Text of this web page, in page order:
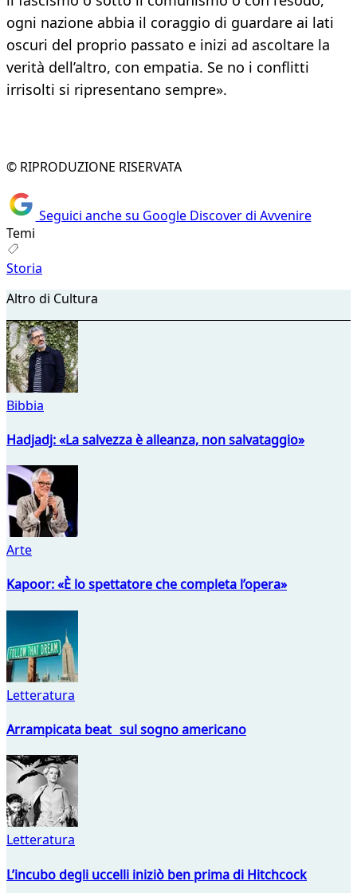
ogni nazione abbia il coraggio di guardare ai lati
oscuri del proprio passato e inizi ad ascoltare la
verità dell’altro, con empatia. Se no i conflitti
irrisolti si ripresentano sempre».
© RIPRODUZIONE RISERVATA
Seguici anche su Google Discover di Avvenire
Temi
Storia
Altro di Cultura
Bibbia
Hadjadj: «La salvezza è alleanza, non salvataggio»
Arte
Kapoor: «È lo spettatore che completa l’opera»
Letteratura
Arrampicata beat sul sogno americano
Letteratura
L’incubo degli uccelli iniziò ben prima di Hitchcock